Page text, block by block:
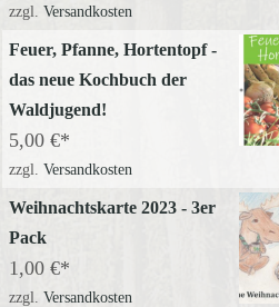
zzgl. Versandkosten
Feuer, Pfanne, Hortentopf -
das neue Kochbuch der
Waldjugend!
5,00 €
zzgl. Versandkosten
Weihnachtskarte 2023 - 3er
Pack
1,00 €
zzgl. Versandkosten